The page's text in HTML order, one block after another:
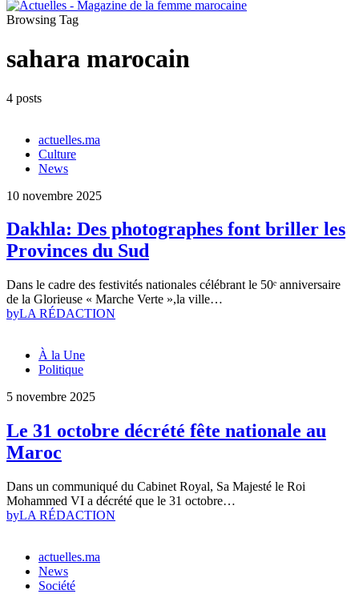
Browsing Tag
sahara marocain
4 posts
actuelles.ma
Culture
News
10 novembre 2025
Dakhla: Des photographes font briller les
Provinces du Sud
Dans le cadre des festivités nationales célébrant le 50ᵉ anniversaire
de la Glorieuse « Marche Verte »,la ville…
byLA RÉDACTION
À la Une
Politique
5 novembre 2025
Le 31 octobre décrété fête nationale au
Maroc
Dans un communiqué du Cabinet Royal, Sa Majesté le Roi
Mohammed VI a décrété que le 31 octobre…
byLA RÉDACTION
actuelles.ma
News
Société